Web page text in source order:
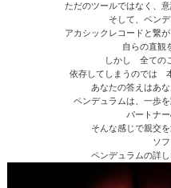
ただのツールではなく、
そして、ペン
アカシックレコードと繋
自らの直観
しかし 全ての
依存してしまうのでは
あなたの答えはあ
ペンデュラムは、一歩
パートナー
そんな感じで親交
ソ
ペンデュラムの詳